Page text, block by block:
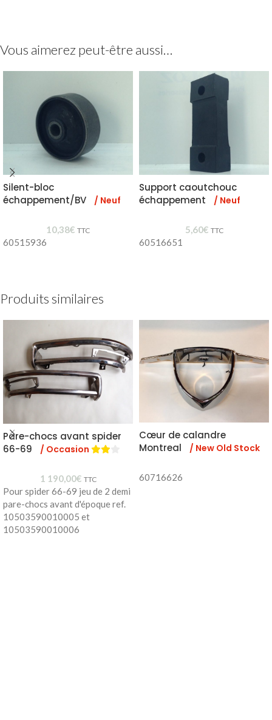
Vous aimerez peut-être aussi…
Silent-bloc
échappement/BV
/ Neuf
10,38€ TTC
60515936
Support caoutchouc
échappement
/ Neuf
5,60€ TTC
60516651
Produits similaires
Pare-chocs avant spider
66-69
/ Occasion
1 190,00€ TTC
Pour spider 66-69 jeu de 2 demi
pare-chocs avant d'époque ref.
10503590010005 et
10503590010006
Cœur de calandre
Montreal
/ New Old Stock
60716626